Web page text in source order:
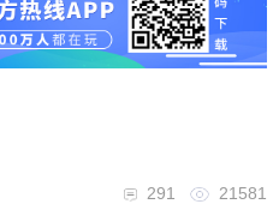
。除夕，是一件有仪式感
有“鱼”，一晚欢欢喜喜
么时候挂春联、什么时
吃喝，可以是关于拜
21581
291